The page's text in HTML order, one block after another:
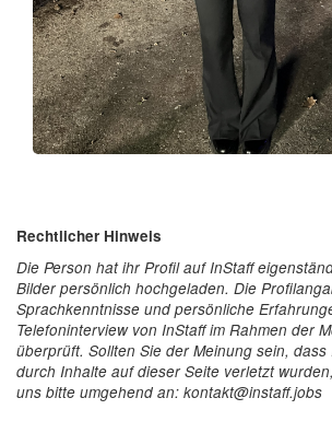
Rechtlicher Hinweis
Die Person hat ihr Profil auf InStaff
Bilder persönlich hochgeladen. Die
Sprachkenntnisse und persönliche
Telefoninterview von InStaff im Rahmen der
überprüft. Sollten Sie der Meinung sein,
durch Inhalte auf dieser Seite verletzt
uns bitte umgehend an: kontakt@instaff.jobs